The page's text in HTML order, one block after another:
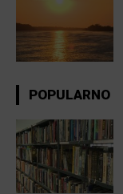
POPULARNO